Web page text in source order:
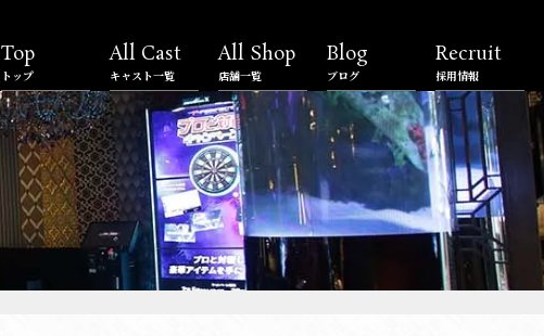
Top
トップ
All Cast
キャスト一覧
All Shop
店舗一覧
Blog
ブログ
Recruit
採用情報